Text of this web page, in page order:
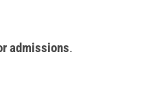
admissions.